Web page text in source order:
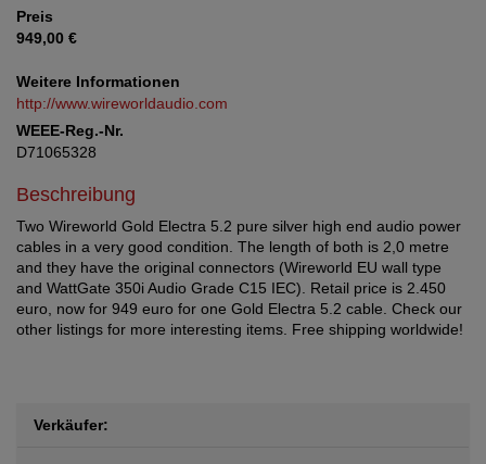
Preis
949,00 €
Weitere Informationen
http://www.wireworldaudio.com
WEEE-Reg.-Nr.
D71065328
Beschreibung
Two Wireworld Gold Electra 5.2 pure silver high end audio power
cables in a very good condition. The length of both is 2,0 metre
and they have the original connectors (Wireworld EU wall type
and WattGate 350i Audio Grade C15 IEC). Retail price is 2.450
euro, now for 949 euro for one Gold Electra 5.2 cable. Check our
other listings for more interesting items. Free shipping worldwide!
Verkäufer: